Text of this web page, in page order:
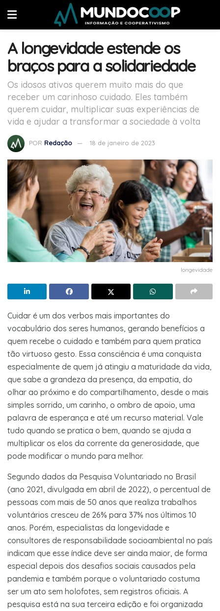
A longevidade estende os
braços para a solidariedade
Os idosos ativos querem muito mais do que
receber um carinhoso cuidado. Eles também
querem cuidar, multiplicar suas experiências de
vida e ajudar a transformar a sociedade à volta
POR Redação 18 de janeiro de 2023
longevidade
Cuidar é um dos verbos mais importantes do
vocabulário dos seres humanos, gerando benefícios a
quem recebe o cuidado e também para quem pratica
tão virtuoso gesto. Essa consciência é uma conquista
especialmente de quem já atingiu a maturidade da vida,
que sabe a grandeza da presença, da empatia, do
olhar ao próximo e do compartilhamento, desde o mais
simples sorrido, um carinho, o ombro de apoio, uma
palavra de esperança e até um recurso material. Vale
tudo quando se pratica o bem, quando se ajuda a
multiplicar os elos da corrente da generosidade, que
pode modificar o mundo para melhor.
Segundo dados da Pesquisa Voluntariado no Brasil
(ano 2021, divulgada em abril de 2022), o percentual de
pessoas com mais de 50 anos que realiza trabalhos
voluntários cresceu de 26% para 37% nos últimos 10
anos. Porém, especialistas da longevidade e
consultores de responsabilidade socioambiental no país
indicam que esse índice deve ser ainda maior, de forma
especial depois dos desafios sociais causados pela
pandemia e também porque o voluntariado costuma
ser um ato sem holofotes, sem registros oficiais. A
pesquisa está na sua terceira edição e foi organizada